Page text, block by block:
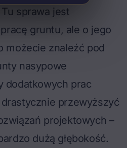
Tu sprawa jest
gruntu, ale o jego
możecie znaleźć pod
nasypowe
dodatkowych prac
przewyższyć
projektowych –
dużą głębokość.